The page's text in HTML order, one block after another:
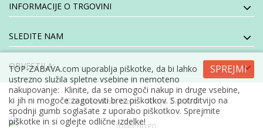
INFORMACIJE O TRGOVINI
SLEDITE NAM
OBVESTILA:
© E-specialisti, d.o.o- Moja Zabava
SPREJMI
TOP-ZABAVA.com uporablja piškotke, da bi lahko
ustrezno služila spletne vsebine in nemoteno
nakupovanje: Klinite, da se omogoči nakup in druge vsebine,
ki jih ni mogoče zagotoviti brez piškotkov. S potrditvijo na
spodnji gumb soglašate z uporabo piškotkov. Sprejmite
piškotke in si oglejte odlične izdelke!